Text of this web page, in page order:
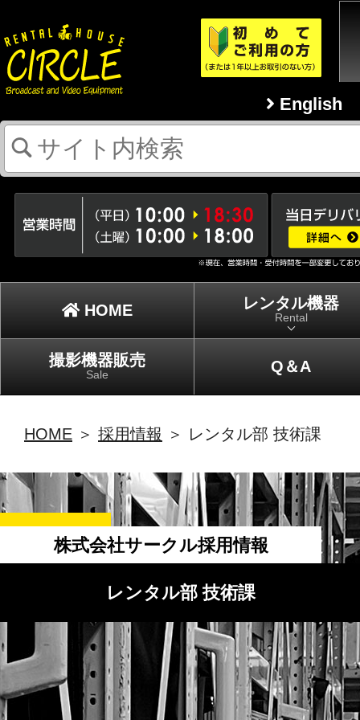
English
HOME レンタル機器
Rental
撮影機器販売
Sale Q＆A
HOME ＞ 採用情報 ＞ レンタル部 技術課
株式会社サークル採用情報
レンタル部 技術課